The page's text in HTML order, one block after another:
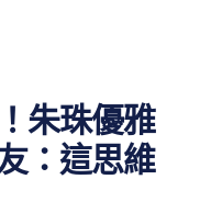
朱珠優雅
：這思維